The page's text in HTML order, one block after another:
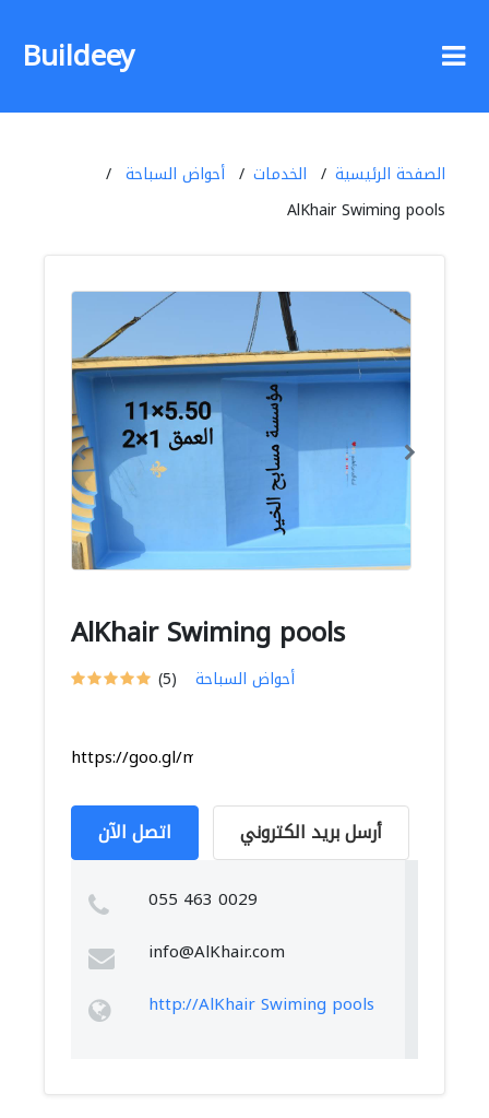
Buildeey
الصفحة الرئيسية الخدمات
أحواض السباحة
AlKhair Swiming pools
AlKhair Swiming pools
(5) أحواض السباحة
https://goo.gl/maps/LfHsM8p5FrQKR9LR8
اتصل الآن أرسل بريد الكتروني
055 463 0029
info@AlKhair.com
http://AlKhair Swiming pools